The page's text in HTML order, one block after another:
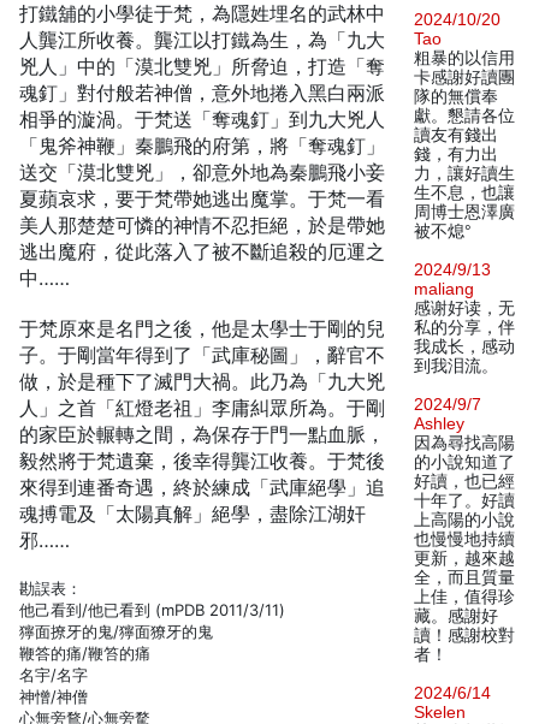
打鐵舖的小學徒于梵，為隱姓埋名的武林中
人龔江所收養。龔江以打鐵為生，為「九大
兇人」中的「漠北雙兇」所脅迫，打造「奪
魂釘」對付般若神僧，意外地捲入黑白兩派
相爭的漩渦。于梵送「奪魂釘」到九大兇人
「鬼斧神鞭」秦鵬飛的府第，將「奪魂釘」
送交「漠北雙兇」，卻意外地為秦鵬飛小妾
夏蘋哀求，要于梵帶她逃出魔掌。于梵一看
美人那楚楚可憐的神情不忍拒絕，於是帶她
逃出魔府，從此落入了被不斷追殺的厄運之
中……
于梵原來是名門之後，他是太學士于剛的兒
子。于剛當年得到了「武庫秘圖」，辭官不
做，於是種下了滅門大禍。此乃為「九大兇
人」之首「紅燈老祖」李庸糾眾所為。于剛
的家臣於輾轉之間，為保存于門一點血脈，
毅然將于梵遺棄，後幸得龔江收養。于梵後
來得到連番奇遇，終於練成「武庫絕學」追
魂搏電及「太陽真解」絕學，盡除江湖奸
邪……
勘誤表：
他己看到/他已看到 (mPDB 2011/3/11)
獰面撩牙的鬼/獰面獠牙的鬼
鞭答的痛/鞭笞的痛
名宇/名字
神憎/神僧
心無旁鶩/心無旁騖
2024/10/20
Tao
粗暴的以信用
卡感謝好讀團
隊的無償奉
獻。懇請各位
讀友有錢出
錢，有力出
力，讓好讀生
生不息，也讓
周博士恩澤廣
被不熄°
2024/9/13
maliang
感谢好读，无
私的分享，伴
我成长，感动
到我泪流。
2024/9/7
Ashley
因為尋找高陽
的小說知道了
好讀，也已經
十年了。好讀
上高陽的小說
也慢慢地持續
更新，越來越
全，而且質量
上佳，值得珍
藏。感謝好
讀！感謝校對
者！
2024/6/14
Skelen